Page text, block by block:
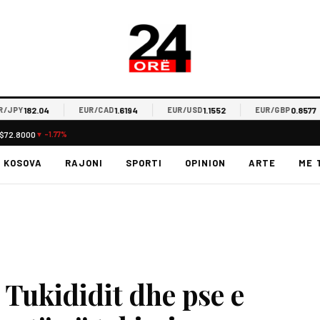
182.04 EUR/CAD1.6194 EUR/USD1.1552 EUR/GBP0.8577
$72.8000 ▼ -1.77%
KOSOVA RAJONI SPORTI OPINION ARTE ME
dhe pse e